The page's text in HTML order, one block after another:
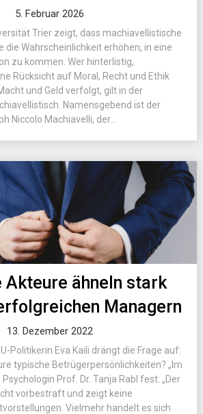
5. Februar 2026
Trier zeigt, dass machiavellistische
die Wahrscheinlichkeit erhöhen, in eine
zu kommen. Wer hinterlistig,
Rücksicht auf Moral, Recht und Ethik
und Geld verfolgt, gilt in der
Namensgebend ist der
Niccolo Machiavelli, der...
Akteure ähneln stark
Managern
13. Dezember 2022
Politikerin Eva Kaili drängt die Frage auf:
typische Betrügerpersönlichkeiten? „Im
Prof. Dr. Tanja Rabl fest: „Der
vorbestraft und zeigt keine
Vielmehr handelt es sich